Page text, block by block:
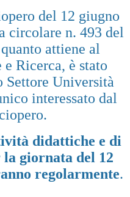
del 12 giugno
circolare n. 493 del
attiene al
Ricerca, è stato
Settore Università
interessato dal
didattiche e di
giornata del 12
regolarmente.